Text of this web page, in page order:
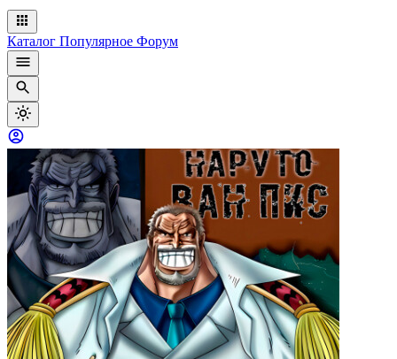
Каталог Популярное Форум